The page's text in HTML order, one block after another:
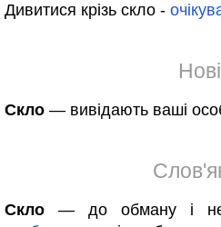
Дивитися крізь скло -
Скло — вивідають ваші
Скло — до обману і